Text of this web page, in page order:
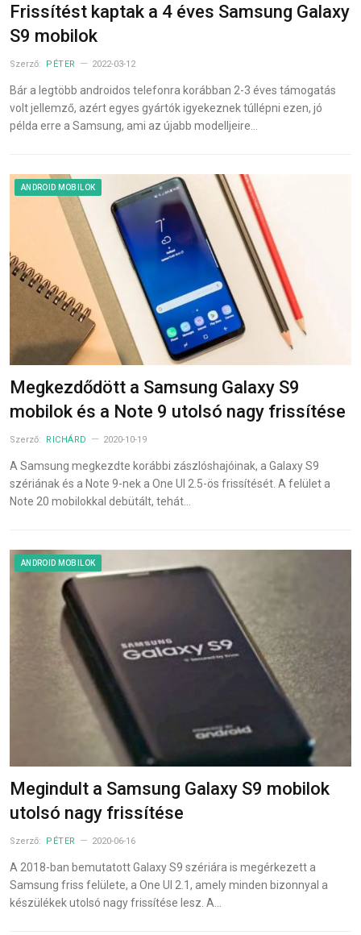
Frissítést kaptak a 4 éves Samsung Galaxy
S9 mobilok
Szerző: PÉTER 2022-03-12
Bár a legtöbb androidos telefonra korábban 2-3 éves támogatás
volt jellemző, azért egyes gyártók igyekeznek túllépni ezen, jó
példa erre a Samsung, ami az újabb modelljeire…
ANDROID MOBILOK
Megkezdődött a Samsung Galaxy S9
mobilok és a Note 9 utolsó nagy frissítése
Szerző: RICHÁRD 2020-10-19
A Samsung megkezdte korábbi zászlóshajóinak, a Galaxy S9
szériának és a Note 9-nek a One UI 2.5-ös frissítését. A felület a
Note 20 mobilokkal debütált, tehát…
ANDROID MOBILOK
Megindult a Samsung Galaxy S9 mobilok
utolsó nagy frissítése
Szerző: PÉTER 2020-06-16
A 2018-ban bemutatott Galaxy S9 szériára is megérkezett a
Samsung friss felülete, a One UI 2.1, amely minden bizonnyal a
készülékek utolsó nagy frissítése lesz. A…